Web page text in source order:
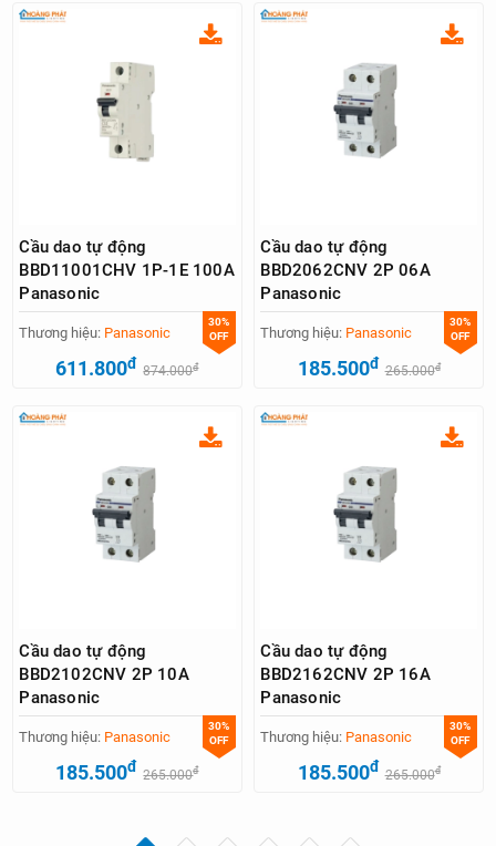
Cầu dao tự động
BBD11001CHV 1P-1E 100A
Panasonic
30%
OFF
Thương hiệu: Panasonic
611.800đ 874.000đ
Cầu dao tự động
BBD2062CNV 2P 06A
Panasonic
30%
OFF
Thương hiệu: Panasonic
185.500đ 265.000đ
Cầu dao tự động
BBD2102CNV 2P 10A
Panasonic
30%
OFF
Thương hiệu: Panasonic
185.500đ 265.000đ
Cầu dao tự động
BBD2162CNV 2P 16A
Panasonic
30%
OFF
Thương hiệu: Panasonic
185.500đ 265.000đ